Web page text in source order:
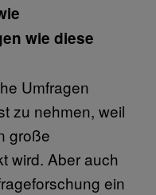
wie diese
Umfragen
zu nehmen, weil
große
wird. Aber auch
ein